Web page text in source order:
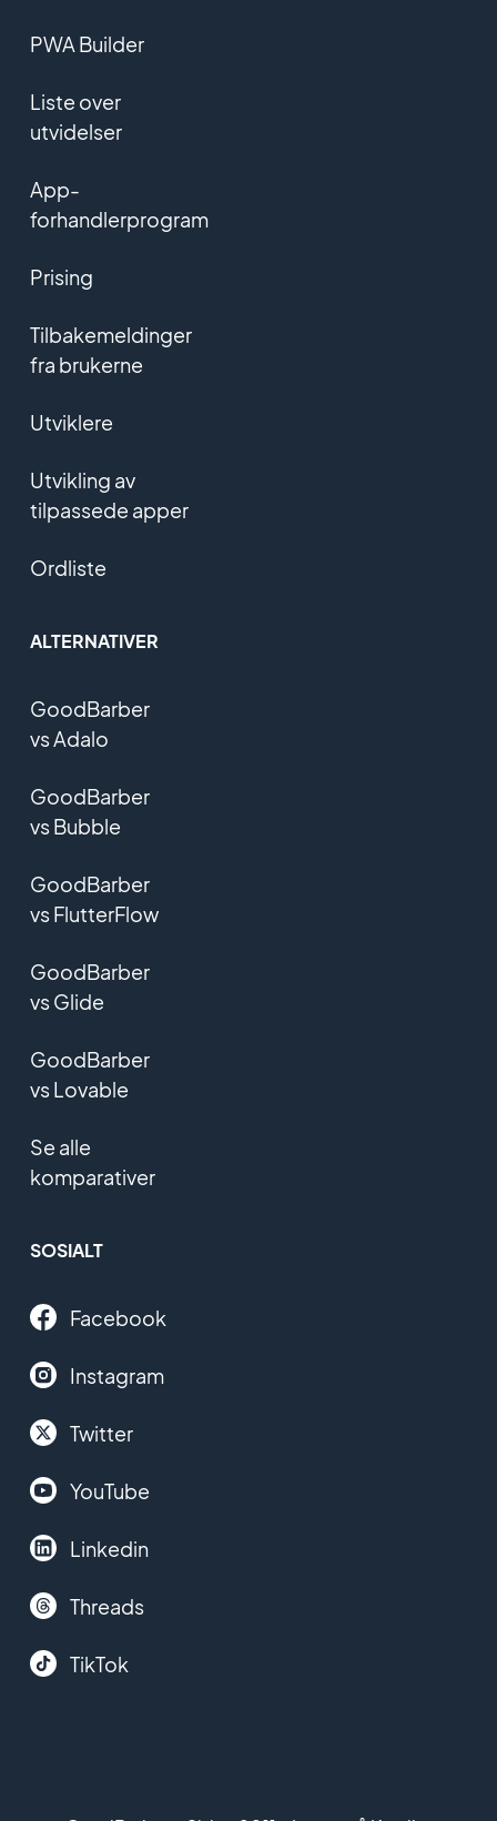
PWA Builder
Liste over
utvidelser
App-
forhandlerprogram
Prising
Tilbakemeldinger
fra brukerne
Utviklere
Utvikling av
tilpassede apper
Ordliste
ALTERNATIVER
GoodBarber
vs Adalo
GoodBarber
vs Bubble
GoodBarber
vs FlutterFlow
GoodBarber
vs Glide
GoodBarber
vs Lovable
Se alle
komparativer
SOSIALT
Facebook
Instagram
Twitter
YouTube
Linkedin
Threads
TikTok